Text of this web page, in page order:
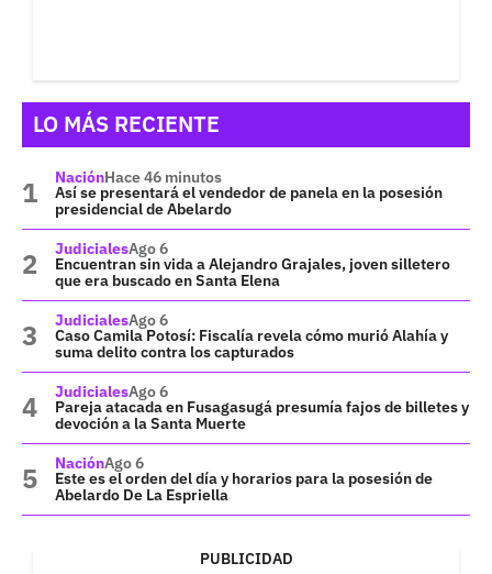
LO MÁS RECIENTE
NaciónHace 46 minutos
Así se presentará el vendedor de panela en la posesión
presidencial de Abelardo
JudicialesAgo 6
Encuentran sin vida a Alejandro Grajales, joven silletero
que era buscado en Santa Elena
JudicialesAgo 6
Caso Camila Potosí: Fiscalía revela cómo murió Alahía y
suma delito contra los capturados
JudicialesAgo 6
Pareja atacada en Fusagasugá presumía fajos de billetes y
devoción a la Santa Muerte
NaciónAgo 6
Este es el orden del día y horarios para la posesión de
Abelardo De La Espriella
PUBLICIDAD